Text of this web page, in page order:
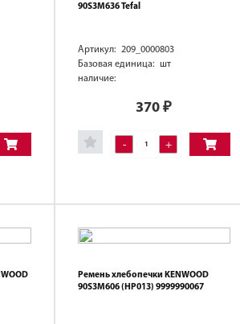
90S3M636 Tefal
Артикул: 209_0000803
Базовая единица: шт
наличие:
370 ₽
- +
Ремень хлебопечки KENWOOD
90S3M606 (HP013) 9999990067